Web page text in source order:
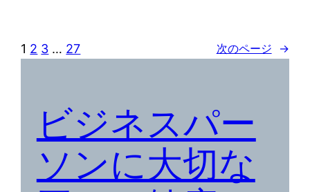
1 2 3 … 27 次のページ →
ビジネスパー
ソンに大切な